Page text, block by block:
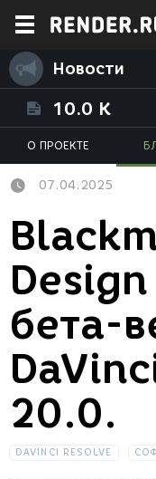
Новости
10.0 K
О ПРОЕКТЕ
07.04.2025
бета-
20.0.
DAVINCI RESOLVE